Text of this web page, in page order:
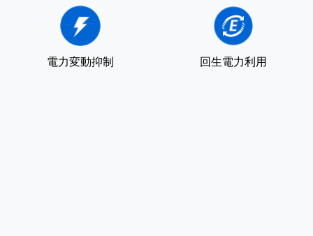
電力変動抑制 回生電力利用